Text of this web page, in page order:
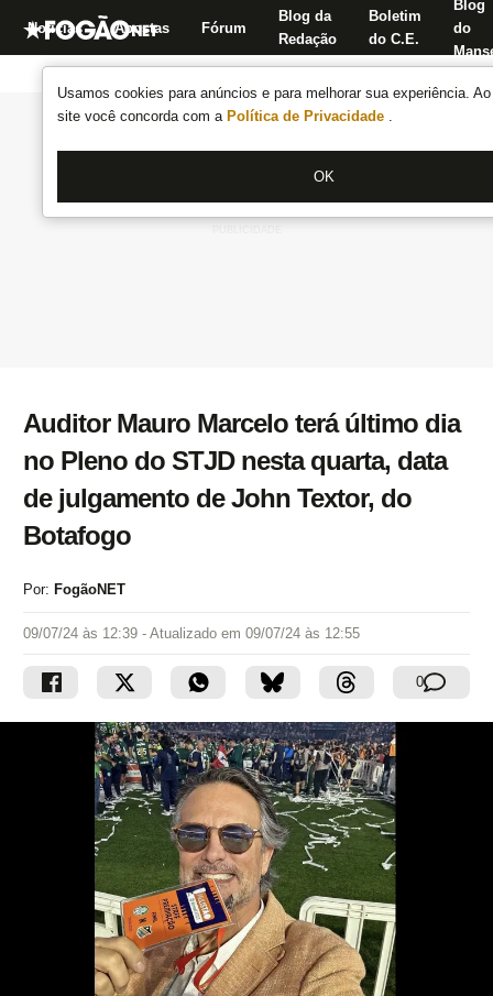
Usamos cookies para anúncios e para melhorar sua experiência.
site você concorda com a Política de Privacidade .
OK
Notícias Apostas Fórum
Blog da
Redação
Boletim
do C.E.
Blog
do
Auditor Mauro Marcelo terá último dia
no Pleno do STJD nesta quarta, data
de julgamento de John Textor, do
Botafogo
Por: FogãoNET
09/07/24 às 12:39 - Atualizado em 09/07/24 às 12:55
0